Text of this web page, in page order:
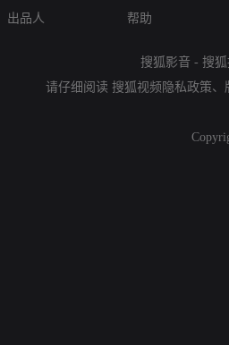
出品人
帮助
搜狐影音 - 搜
请仔细阅读 搜狐视频隐私政策、